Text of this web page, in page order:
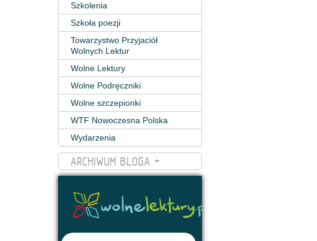
Szkolenia
Szkoła poezji
Towarzystwo Przyjaciół
Wolnych Lektur
Wolne Lektury
Wolne Podręczniki
Wolne szczepionki
WTF Nowoczesna Polska
Wydarzenia
ARCHIWUM BLOGA +